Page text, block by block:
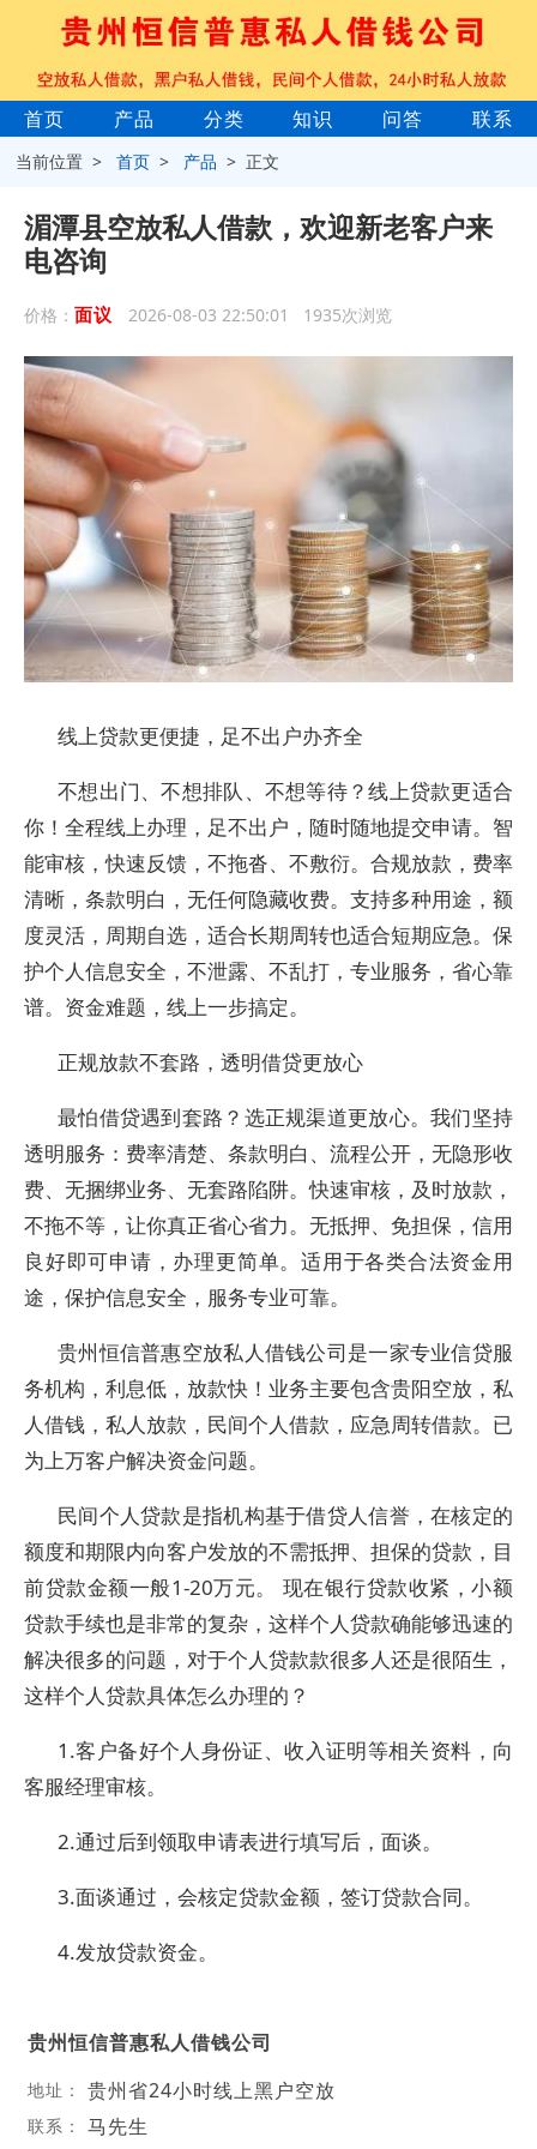
首页 产品 分类 知识 问答 联系
当前位置 >首页 > 产品 > 正文
湄潭县空放私人借款，欢迎新老客户来
电咨询
价格： 面议 2026-08-03 22:50:01 1935次浏览
线上贷款更便捷，足不出户办齐全
不想出门、不想排队、不想等待？线上贷款更适合
你！全程线上办理，足不出户，随时随地提交申请。智
能审核，快速反馈，不拖沓、不敷衍。合规放款，费率
清晰，条款明白，无任何隐藏收费。支持多种用途，额
度灵活，周期自选，适合长期周转也适合短期应急。保
护个人信息安全，不泄露、不乱打，专业服务，省心靠
谱。资金难题，线上一步搞定。
正规放款不套路，透明借贷更放心
最怕借贷遇到套路？选正规渠道更放心。我们坚持
透明服务：费率清楚、条款明白、流程公开，无隐形收
费、无捆绑业务、无套路陷阱。快速审核，及时放款，
不拖不等，让你真正省心省力。无抵押、免担保，信用
良好即可申请，办理更简单。适用于各类合法资金用
途，保护信息安全，服务专业可靠。
贵州恒信普惠空放私人借钱公司是一家专业信贷服
务机构，利息低，放款快！业务主要包含贵阳空放，私
人借钱，私人放款，民间个人借款，应急周转借款。已
为上万客户解决资金问题。
民间个人贷款是指机构基于借贷人信誉，在核定的
额度和期限内向客户发放的不需抵押、担保的贷款，目
前贷款金额一般1-20万元。 现在银行贷款收紧，小额
贷款手续也是非常的复杂，这样个人贷款确能够迅速的
解决很多的问题，对于个人贷款款很多人还是很陌生，
这样个人贷款具体怎么办理的？
1.客户备好个人身份证、收入证明等相关资料，向
客服经理审核。
2.通过后到领取申请表进行填写后，面谈。
3.面谈通过，会核定贷款金额，签订贷款合同。
4.发放贷款资金。
贵州恒信普惠私人借钱公司
地址： 贵州省24小时线上黑户空放
联系：
马先生